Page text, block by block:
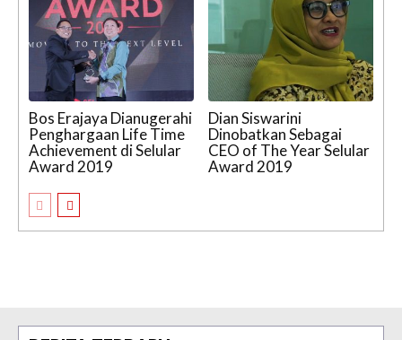
Bos Erajaya Dianugerahi
Penghargaan Life Time
Achievement di Selular
Award 2019
Dian Siswarini
Dinobatkan Sebagai
CEO of The Year Selular
Award 2019